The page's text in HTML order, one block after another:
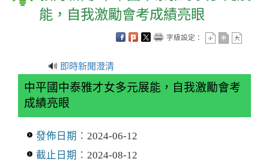
能，自我激勵會考成績亮眼
字級設定：
🔊 即時新聞澄清
中平國中泰雅才女多元展能，自我激勵會考
成績亮眼
發佈日期： 2024-06-12
截止日期： 2024-08-12